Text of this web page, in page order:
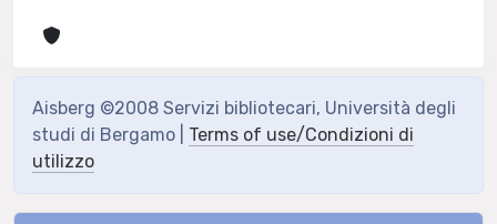
Aisberg ©2008 Servizi bibliotecari, Università degli
studi di Bergamo | Terms of use/Condizioni di
utilizzo